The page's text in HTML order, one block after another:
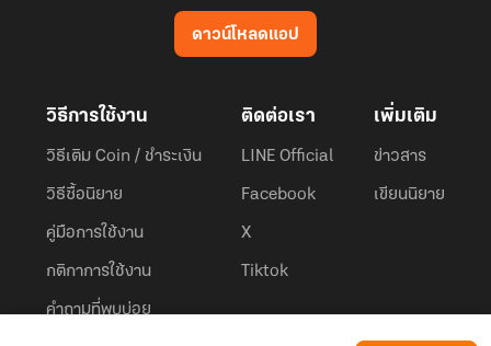
ดาวน์โหลดแอป
วิธีการใช้งาน
วิธีเติม Coin / ชำระเงิน
วิธีซื้อนิยาย
คู่มือการใช้งาน
กติกาการใช้งาน
คำถามที่พบบ่อย
ติดต่อเรา
LINE Official
Facebook
X
Tiktok
เพิ่มเติม
ข่าวสาร
เขียนนิยาย